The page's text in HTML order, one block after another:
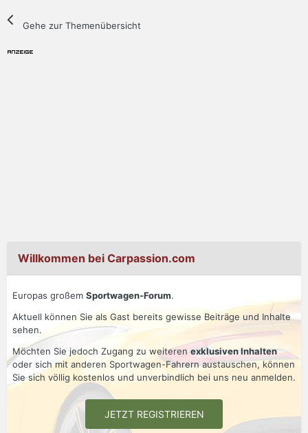
Gehe zur Themenübersicht
Willkommen bei Carpassion.com
Europas großem Sportwagen-Forum.
Aktuell können Sie als Gast bereits gewisse Beiträge und Inhalte
sehen.
Möchten Sie jedoch Zugang zu weiterenexklusiven Inhalten
oder sich mit anderen Sportwagen-Fahrern austauschen, können
Sie sich völlig kostenlos und unverbindlich bei uns neu anmelden.
JETZT REGISTRIEREN